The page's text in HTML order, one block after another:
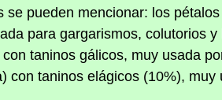
pueden mencionar: los
para gargarismos, colutorios
taninos gálicos, muy usada
con taninos elágicos (10%),